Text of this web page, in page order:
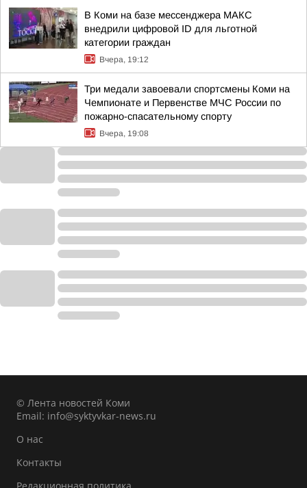
В Коми на базе мессенджера МАКС
внедрили цифровой ID для льготной
категории граждан
Вчера, 19:12
Три медали завоевали спортсмены Коми на
Чемпионате и Первенстве МЧС России по
пожарно-спасательному спорту
Вчера, 19:08
© Лента новостей Коми
Email: info@syktyvkar-news.ru
О нас
Контакты